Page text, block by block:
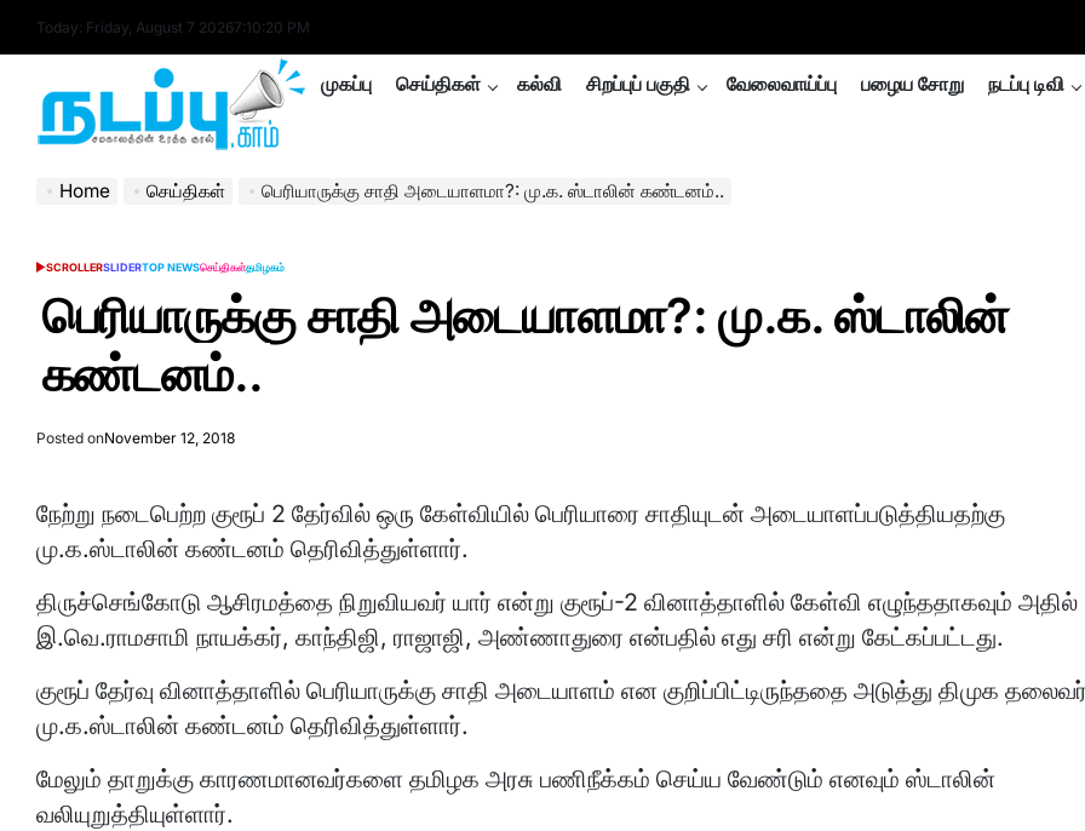
Today: Friday, August 7 20267:10:20 PM
nadappu.com
முகப்பு செய்திகள் கல்வி சிறப்புப் பகுதி வேலைவாய்ப்பு பழைய சோறு நடப்பு டிவி
Home செய்திகள் பெரியாருக்கு சாதி அடையாளமா?: மு.க. ஸ்டாலின் கண்டனம்..
POSTED
SCROLLERSLIDERTOP NEWSசெய்திகள்தமிழகம்
பெரியாருக்கு சாதி அடையாளமா?: மு.க. ஸ்டாலின்
கண்டனம்..
Posted onNovember 12, 2018
நேற்று நடைபெற்ற குரூப் 2 தேர்வில் ஒரு கேள்வியில் பெரியாரை சாதியுடன் அடையாளப்படுத்தியதற்கு
மு.க.ஸ்டாலின் கண்டனம் தெரிவித்துள்ளார்.
திருச்செங்கோடு ஆசிரமத்தை நிறுவியவர் யார் என்று குரூப்-2 வினாத்தாளில் கேள்வி எழுந்ததாகவும் அதில்
இ.வெ.ராமசாமி நாயக்கர், காந்திஜி, ராஜாஜி, அண்ணாதுரை என்பதில் எது சரி என்று கேட்கப்பட்டது.
குரூப் தேர்வு வினாத்தாளில் பெரியாருக்கு சாதி அடையாளம் என குறிப்பிட்டிருந்ததை அடுத்து திமுக தலைவர்
மு.க.ஸ்டாலின் கண்டனம் தெரிவித்துள்ளார்.
மேலும் தாறுக்கு காரணமானவர்களை தமிழக அரசு பணிநீக்கம் செய்ய வேண்டும் எனவும் ஸ்டாலின்
வலியுறுத்தியுள்ளார்.